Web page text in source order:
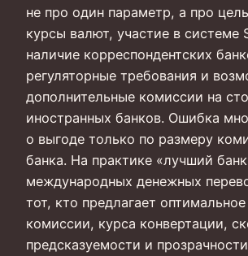
не про один параметр, а про
курсы валют, участие в системе
наличие корреспондентских
регуляторные требования и
дополнительные комиссии на
иностранных банков. Ошибка
о выгоде только по размеру
банка. На практике «лучший
международных денежных
тот, кто предлагает
комиссии, курса конвертации,
предсказуемости и